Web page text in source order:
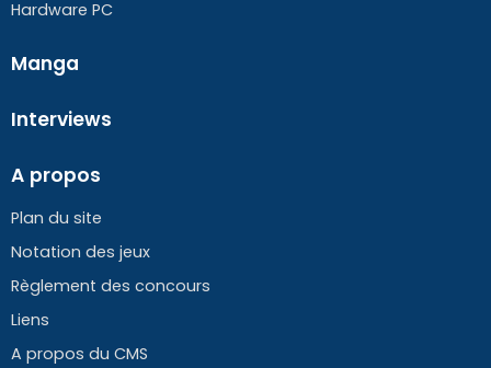
Hardware PC
Manga
Interviews
A propos
Plan du site
Notation des jeux
Règlement des concours
Liens
A propos du CMS